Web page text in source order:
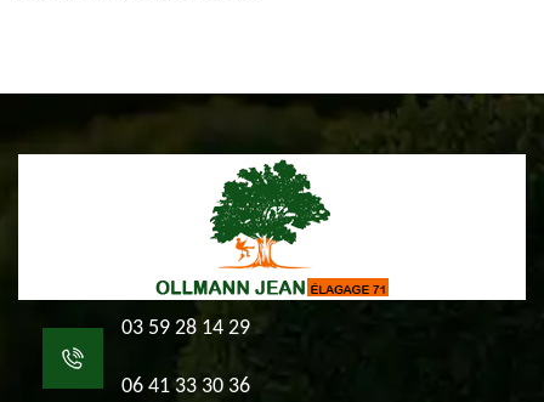
03 59 28 14 29
06 41 33 30 36